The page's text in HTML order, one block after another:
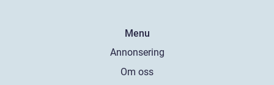
Menu
Annonsering
Om oss